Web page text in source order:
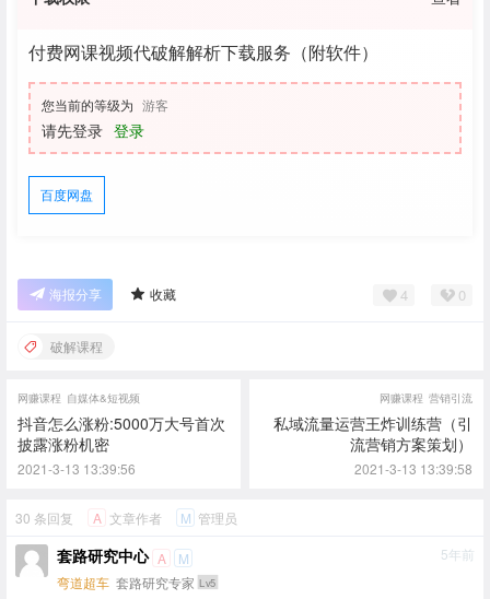
付费网课视频代破解解析下载服务（附软件）
您当前的等级为 游客
请先登录 登录
百度网盘
海报分享 收藏 4 0
破解课程
网赚课程 自媒体&短视频
抖音怎么涨粉:5000万大号首次
披露涨粉机密
2021-3-13 13:39:56
网赚课程 营销引流
私域流量运营王炸训练营（引
流营销方案策划）
2021-3-13 13:39:58
30 条回复 A 文章作者 M 管理员
套路研究中心 A
M
弯道超车 套路研究专家 Lv5
5年前